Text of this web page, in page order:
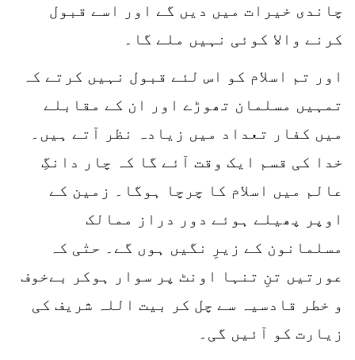
چاندی خیرات میں دیں گے اور اسے قبول
کرنے والا کوئی نہیں ملے گا۔
اور تم اسلام کو اس لئے قبول نہیں کرتے کہ
تمہیں مسلمان تھوڑے اور ان کے مقابلے
میں کفار تعداد میں زیادہ نظر آتے ہیں۔
خدا کی قسم ایک وقت آئے گا کہ چار دانگِ
عالم میں اسلام کا چرچا ہوگا۔ زمین کے
اوپر پھیلے ہوئے دور دراز ممالک
مسلمانون کے زیرِ نگیں ہوں گے۔ حتٰی کہ
عورتیں تنِ تنہا اونٹ پر سوار ہوکر بےخوف
و خطر قادسیہ سے چل کر بیت اللہ شریف کی
زیارت کو آئیں گی۔